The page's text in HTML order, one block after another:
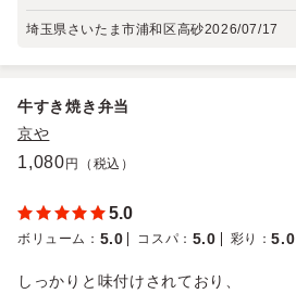
埼玉県さいたま市浦和区高砂2026/07/17
牛すき焼き弁当
京や
1,080円（税込）
5.0
ボリューム ： 5.0 コスパ ： 5.0 彩り ：5.0
しっかりと味付けされており、